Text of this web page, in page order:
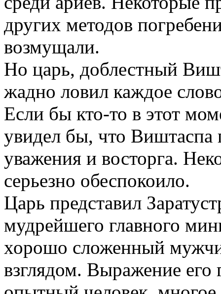
других методов
возмущали.
Но царь, доблестный
жадно ловил каждое
Если бы кто-то в этот
увидел бы, что Виштаспа
уважения и восторга.
серьезно обеспокоило.
Царь представил
мудрейшего главного
хорошо сложенный
взглядом. Выражение его